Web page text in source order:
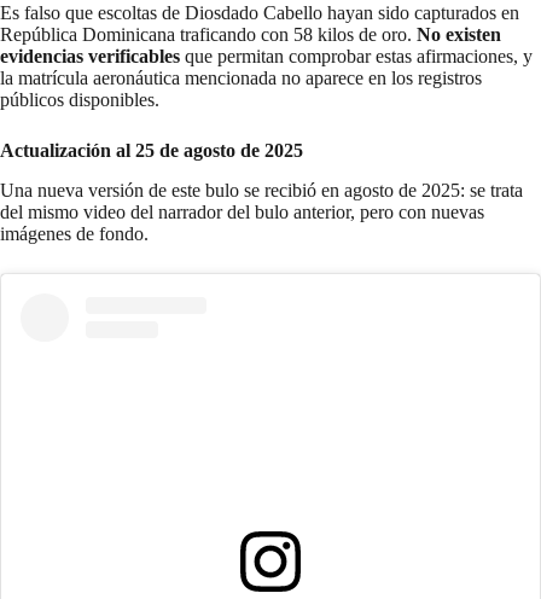
Es falso que escoltas de Diosdado Cabello hayan sido capturados en
República Dominicana traficando con 58 kilos de oro. No existen
evidencias verificables que permitan comprobar estas afirmaciones, y
la matrícula aeronáutica mencionada no aparece en los registros
públicos disponibles.
Actualización al 25 de agosto de 2025
Una nueva versión de este bulo se recibió en agosto de 2025: se trata
del mismo video del narrador del bulo anterior, pero con nuevas
imágenes de fondo.